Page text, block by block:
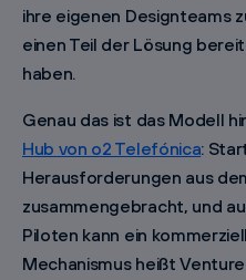
ihre eigenen Designteams
einen Teil der Lösung
haben.
Genau das ist das Modell
Hub von o2 Telefónica:
Herausforderungen aus
zusammengebracht, und
Piloten kann ein
Mechanismus heißt